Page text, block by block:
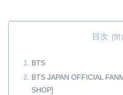
目次
BTS
BTS JAPAN OFFICIAL
SHOP]